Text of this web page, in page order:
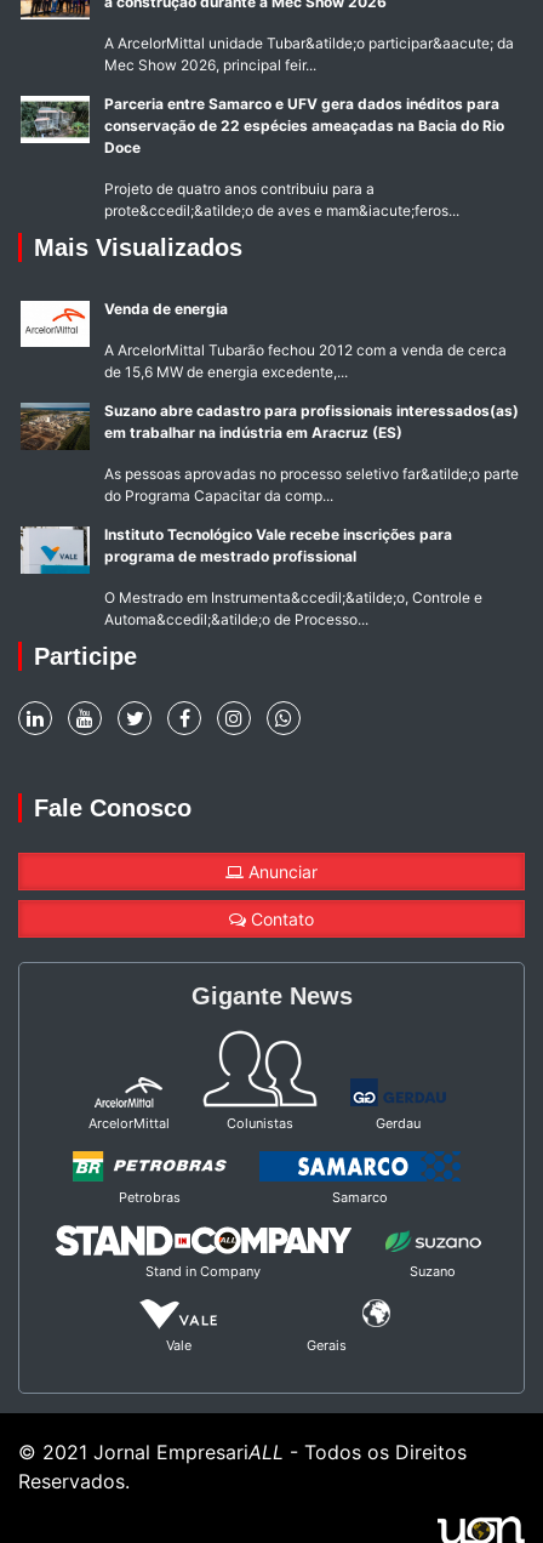
A ArcelorMittal unidade Tubar&atilde;o participar&aacute; da
Mec Show 2026, principal feir...
Parceria entre Samarco e UFV gera dados inéditos para
conservação de 22 espécies ameaçadas na Bacia do Rio
Doce
Projeto de quatro anos contribuiu para a
prote&ccedil;&atilde;o de aves e mam&iacute;feros...
Mais Visualizados
Venda de energia
A ArcelorMittal Tubarão fechou 2012 com a venda de cerca
de 15,6 MW de energia excedente,...
Suzano abre cadastro para profissionais interessados(as)
em trabalhar na indústria em Aracruz (ES)
As pessoas aprovadas no processo seletivo far&atilde;o parte
do Programa Capacitar da comp...
Instituto Tecnológico Vale recebe inscrições para
programa de mestrado profissional
O Mestrado em Instrumenta&ccedil;&atilde;o, Controle e
Automa&ccedil;&atilde;o de Processo...
Participe
Fale Conosco
Anunciar
Contato
Gigante News
ArcelorMittal Colunistas Gerdau
Petrobras Samarco
Stand in Company Suzano
Vale Gerais
© 2021 Jornal EmpresariALL - Todos os Direitos
Reservados.